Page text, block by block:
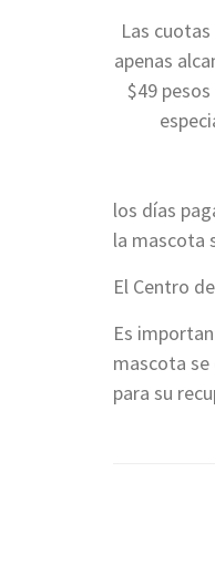
Las
apenas
$49
los días
la mascota
El Centro
Es
mascota
para su